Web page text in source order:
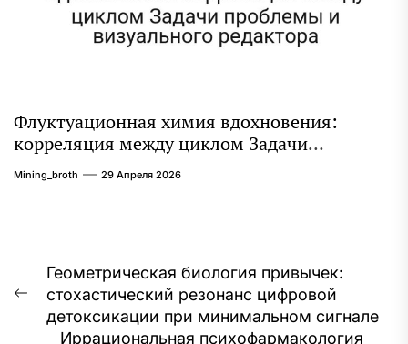
Флуктуационная химия вдохновения:
корреляция между циклом Задачи
проблемы и визуального редактора
Mining_broth 29 Апреля 2026
Навигация
по
записям
Предыдущая
запись:
Геометрическая биология привычек:
стохастический резонанс цифровой
детоксикации при минимальном сигнале
Иррациональная психофармакология